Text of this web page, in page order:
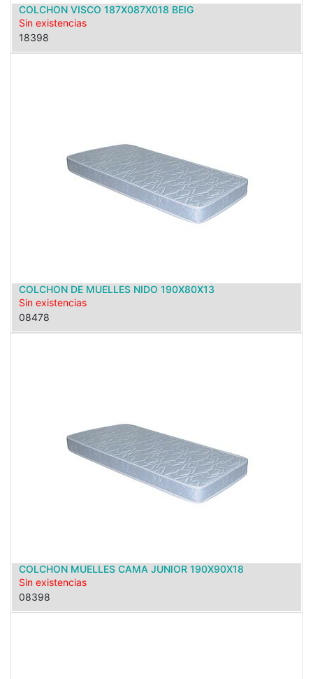
COLCHON VISCO 187X087X018 BEIG
Sin existencias
18398
COLCHON DE MUELLES NIDO 190X80X13
Sin existencias
08478
COLCHON MUELLES CAMA JUNIOR 190X90X18
Sin existencias
08398